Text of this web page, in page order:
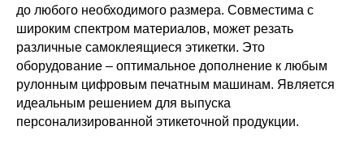
до любого необходимого размера. Совместима с
широким спектром материалов, может резать
различные самоклеящиеся этикетки. Это
оборудование – оптимальное дополнение к любым
рулонным цифровым печатным машинам. Является
идеальным решением для выпуска
персонализированной этикеточной продукции.